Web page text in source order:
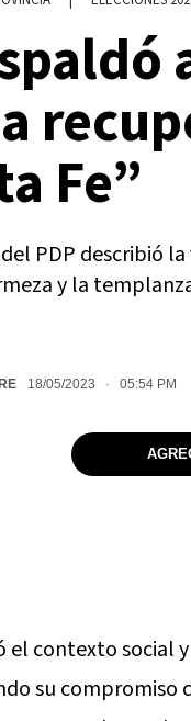
Fe”
PDP describió
y la
18/05/2023 · 05:54 PM
el contexto social
su